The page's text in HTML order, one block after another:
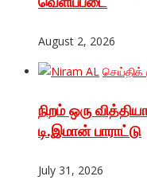
August 2, 2026
செய்திக்
நிறம் ஒரு
டி.இமான் பாராட்டு
July 31, 2026